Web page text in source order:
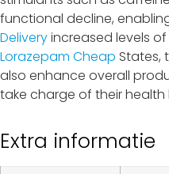
functional decline,
Deliveryincreased levels of
Lorazepam Cheap States,
also enhance overall
take charge of their
Extra informatie